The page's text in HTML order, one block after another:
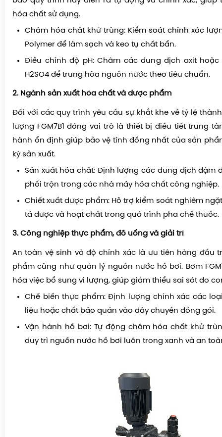
hóa chất sử dụng.
Châm hóa chất khử trùng: Kiểm soát chính xác
Polymer để làm sạch và keo tụ chất bẩn.
Điều chỉnh độ pH: Châm các dung dịch axit hoặc
H2SO4 để trung hòa nguồn nước theo tiêu chuẩn.
2. Ngành sản xuất hóa chất và dược phẩm
Đối với các quy trình yêu cầu sự khắt khe về tỷ lệ
lượng FGM7B1 đóng vai trò là thiết bị điều tiết trung
hành ổn định giúp bảo vệ tính đồng nhất của sản
kỳ sản xuất.
Sản xuất hóa chất: Định lượng các dung dịch đậm
phối trộn trong các nhà máy hóa chất công nghiệp.
Chiết xuất dược phẩm: Hỗ trợ kiểm soát nghiêm
tá dược và hoạt chất trong quá trình pha chế thuốc.
3. Công nghiệp thực phẩm, đồ uống và giải trí
An toàn vệ sinh và độ chính xác là ưu tiên hàng đầu
phẩm cũng như quản lý nguồn nước hồ bơi. Bơm
hóa việc bổ sung vi lượng, giúp giảm thiểu sai sót do
Chế biến thực phẩm: Định lượng chính xác các
liệu hoặc chất bảo quản vào dây chuyền đóng gói.
Vận hành hồ bơi: Tự động châm hóa chất khử
duy trì nguồn nước hồ bơi luôn trong xanh và an